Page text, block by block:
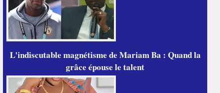
L'indiscutable magnétisme de Mariam Ba : Quand la
grâce épouse le talent